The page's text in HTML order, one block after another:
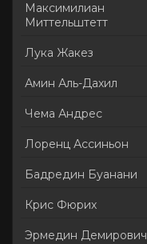
Максимилиан
Миттельштетт
Лука Жакез
Амин Аль-Дахил
Чема Андрес
Лоренц Ассиньон
Бадредин Буанани
Крис Фюрих
Эрмедин Демирович